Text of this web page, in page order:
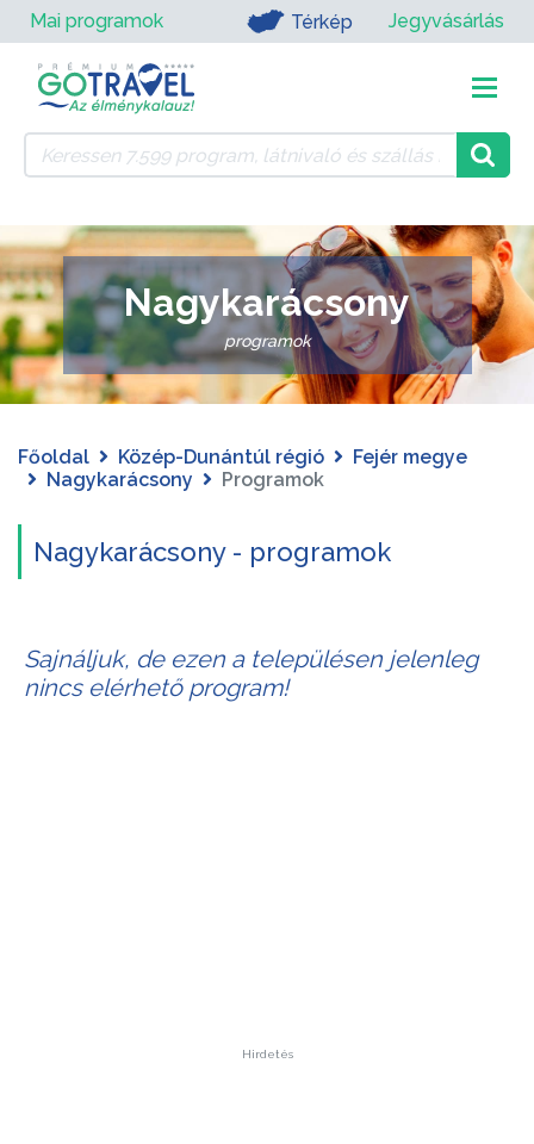
Mai programok Térkép Jegyvásárlás
Nagykarácsony
programok
Főoldal Közép-Dunántúl régió
Fejér megye
Nagykarácsony
Programok
Nagykarácsony - programok
Sajnáljuk, de ezen a településen jelenleg
nincs elérhető program!
Hirdetés